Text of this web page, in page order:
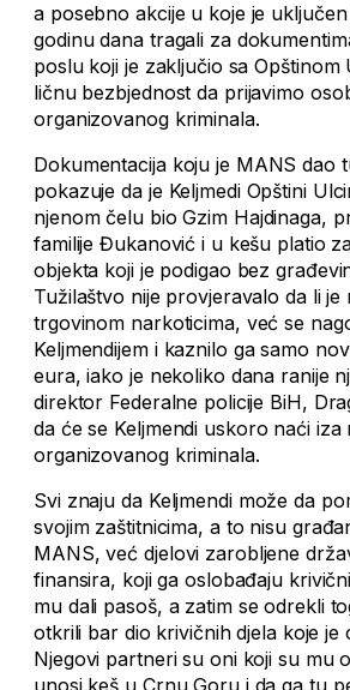
a posebno akcije u koje je
godinu dana tragali za
poslu koji je zaključio sa Opštinom
ličnu bezbjednost da prijavimo
organizovanog kriminala.
Dokumentacija koju je MANS dao
pokazuje da je Keljmedi Opštini
njenom čelu bio Gzim Hajdinaga,
familije Đukanović i u kešu platio
objekta koji je podigao bez
Tužilaštvo nije provjeravalo da li je
trgovinom narkoticima, već se
Keljmendijem i kaznilo ga samo
eura, iako je nekoliko dana ranije
direktor Federalne policije BiH,
da će se Keljmendi uskoro naći iza
organizovanog kriminala.
Svi znaju da Keljmendi može da
svojim zaštitnicima, a to nisu
MANS, već djelovi zarobljene
finansira, koji ga oslobađaju
mu dali pasoš, a zatim se odrekli
otkrili bar dio krivičnih djela koje je
Njegovi partneri su oni koji su mu